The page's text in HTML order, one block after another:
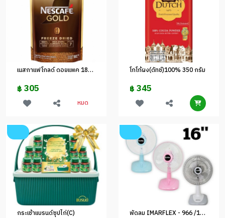
เนสกาแฟโกลด์ ดอยแพค 180 ก
฿ 305
หมด
โกโก้ผง(ดัทช์)100% 350 กรัม
฿ 345
กระเช้าแบรนด์ซุปไก่(C) พัดลม IMARFLEX - 966 /16 นิ้ว